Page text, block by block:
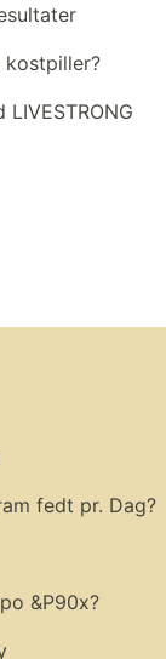
kostpiller?
fedt pr. Dag?
&P90x?